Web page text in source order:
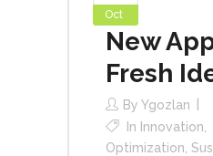
Oct
New
Fresh
By Ygozlan
In Innovation
Optimization